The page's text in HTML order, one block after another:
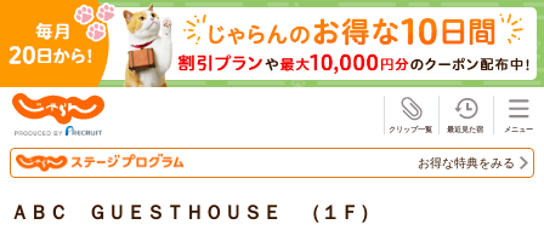
お得な特典をみる
ＡＢＣ ＧＵＥＳＴＨＯＵＳＥ （１Ｆ）